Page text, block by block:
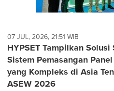
07 JUL, 2026, 21:51 WIB
HYPSET Tampilkan
Sistem Pemasangan
yang Kompleks di Asia
ASEW 2026